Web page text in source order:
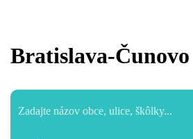
Bratislava-Čunovo